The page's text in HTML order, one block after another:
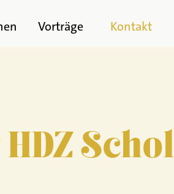
Vorträge Kontakt